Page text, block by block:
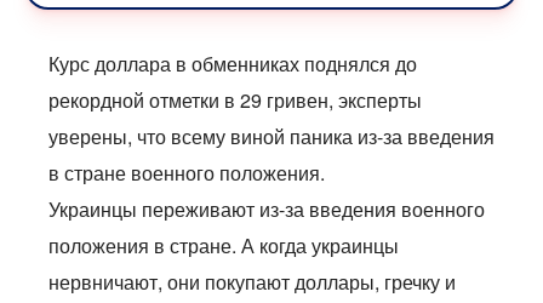
Курс доллара в обменниках поднялся до
рекордной отметки в 29 гривен, эксперты
уверены, что всему виной паника из-за введения
в стране военного положения.
Украинцы переживают из-за введения военного
положения в стране. А когда украинцы
нервничают, они покупают доллары, гречку и